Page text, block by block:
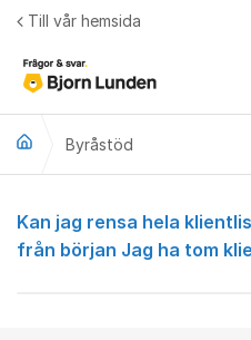
Hoppa till innehåll
Till vår hemsida
Byråstöd
Byråstöd
Kan jag rensa hela
från början Jag ha tom